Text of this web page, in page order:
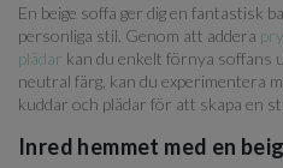
En beige soffa ger dig en fantastisk
personliga stil. Genom att addera
plädar kan du enkelt förnya soffans
neutral färg, kan du experimentera
kuddar och plädar för att skapa en
Inred hemmet med en